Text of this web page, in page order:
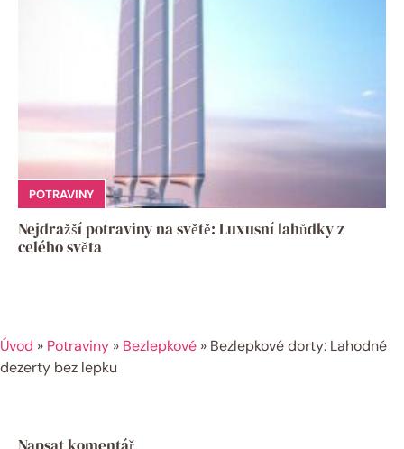
POTRAVINY
Nejdražší potraviny na světě: Luxusní lahůdky z
celého světa
Úvod » Potraviny » Bezlepkové » Bezlepkové dorty: Lahodné
dezerty bez lepku